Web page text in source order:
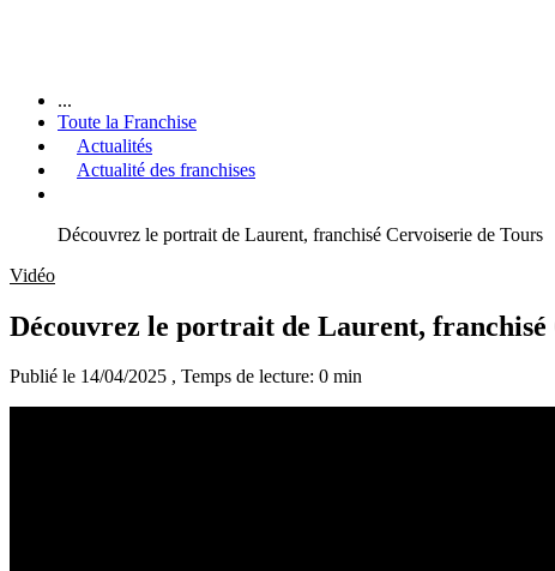
...
Toute la Franchise
Actualités
Actualité des franchises
Découvrez le portrait de Laurent, franchisé Cervoiserie de Tours
Vidéo
Découvrez le portrait de Laurent, franchisé
Publié le 14/04/2025 , Temps de lecture: 0 min